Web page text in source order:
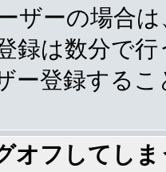
ザーの場合
録は数分で
ー登録する
オフしてし